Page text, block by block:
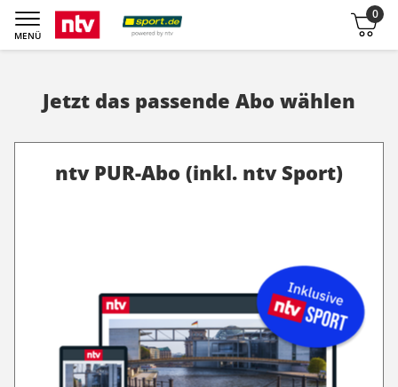
MENÜ
0
Warenkorb
Jetzt das passende Abo wählen
ntv PUR-Abo (inkl. ntv Sport)